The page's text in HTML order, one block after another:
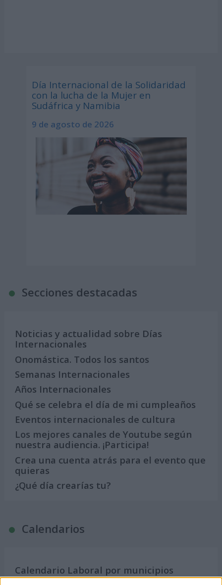
Día Internacional de la Solidaridad
con la lucha de la Mujer en
Sudáfrica y Namibia
9 de agosto de 2026
Secciones destacadas
Noticias y actualidad sobre Días
Internacionales
Onomástica. Todos los santos
Semanas Internacionales
Años Internacionales
Qué se celebra el día de mi cumpleaños
Eventos internacionales de cultura
Los mejores canales de Youtube según
nuestra audiencia. ¡Participa!
Crea una cuenta atrás para el evento que
quieras
¿Qué día crearías tu?
Calendarios
Calendario Laboral por municipios
(España)